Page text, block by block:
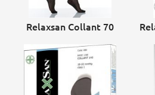
Relaxsan Collant 70